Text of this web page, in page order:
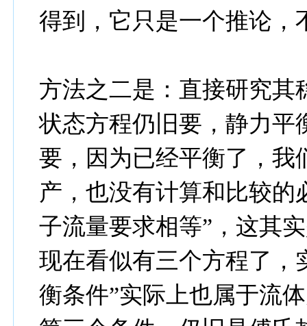
得到，它只是一个推论，
方法之二是：直接研究其
状态方程仍旧要，静力平
要，因为已经平衡了，我
产，也没有计算和比较的
子流量要求相等”，这其
现在看似有三个方程了，
衡条件”实际上也属于流